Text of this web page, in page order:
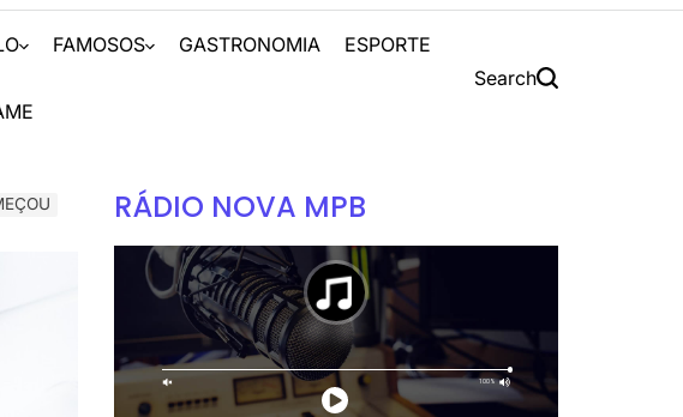
FAMOSOS GASTRONOMIA ESPORTE
Search
RÁDIO NOVA MPB